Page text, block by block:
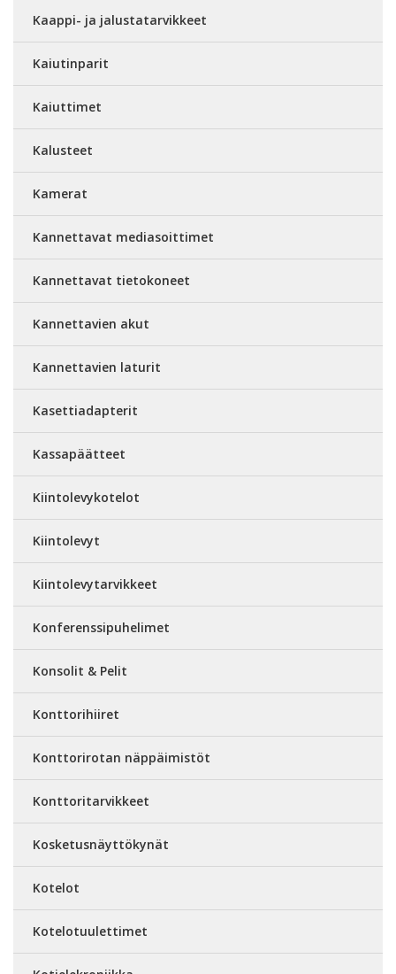
Kaappi- ja jalustatarvikkeet
Kaiutinparit
Kaiuttimet
Kalusteet
Kamerat
Kannettavat mediasoittimet
Kannettavat tietokoneet
Kannettavien akut
Kannettavien laturit
Kasettiadapterit
Kassapäätteet
Kiintolevykotelot
Kiintolevyt
Kiintolevytarvikkeet
Konferenssipuhelimet
Konsolit & Pelit
Konttorihiiret
Konttorirotan näppäimistöt
Konttoritarvikkeet
Kosketusnäyttökynät
Kotelot
Kotelotuulettimet